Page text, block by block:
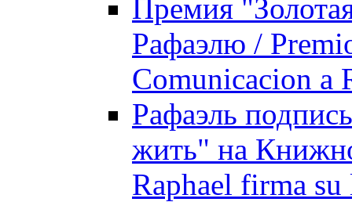
Премия
Рафаэлю /
Comunicacion a
Рафаэль
жить" на
Raphael firma